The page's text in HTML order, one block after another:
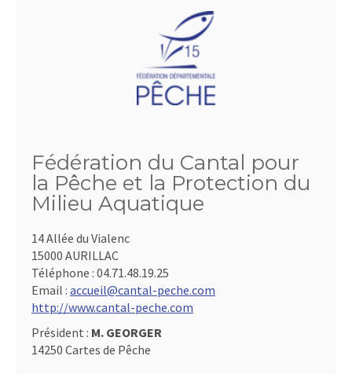
Fédération du Cantal pour
la Pêche et la Protection du
Milieu Aquatique
14 Allée du Vialenc
15000 AURILLAC
Téléphone : 04.71.48.19.25
Email : accueil@cantal-peche.com
http://www.cantal-peche.com
Président : M. GEORGER
14250 Cartes de Pêche